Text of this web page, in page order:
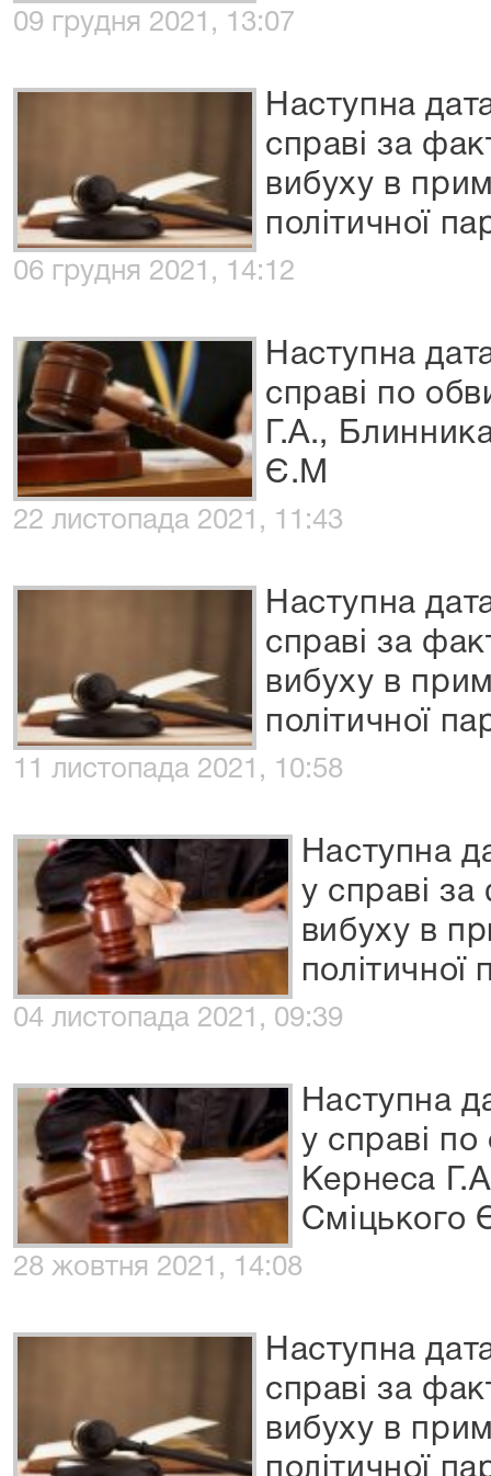
09 грудня 2021, 13:07
Наступна
справі за
вибуху в
політичної
06 грудня 2021, 14:12
Наступна
справі по
Г.А.,
Є.М
22 листопада 2021, 11:43
Наступна
справі за
вибуху в
політичної
11 листопада 2021, 10:58
Наступна
у справі
вибуху в
політичної
04 листопада 2021, 09:39
Наступна
у справі
Кернеса
Сміцького
28 жовтня 2021, 14:08
Наступна
справі за
вибуху в
політичної